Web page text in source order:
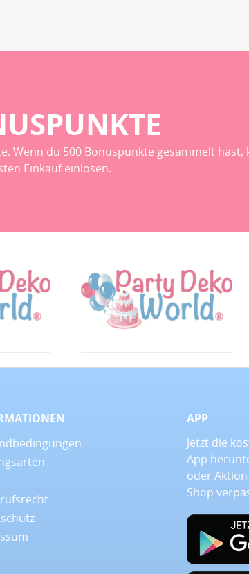
du 500 Bonuspunkte gesammelt hast,
Einkauf einlösen.
APP
Jetzt die
App
oder
Shop